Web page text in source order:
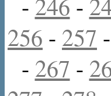
256 - 257 -
- 267 -